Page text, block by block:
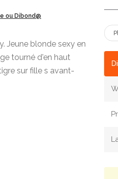
ou Dibond@
Jeune blonde sexy en
tourné d'en haut
sur fille s avant-